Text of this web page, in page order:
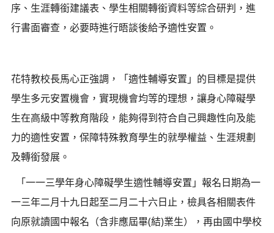
序、生涯轉銜建議表、學生相關轉銜資料等綜合研判，進
行書面審查，必要時進行晤談後給予適性安置。
花特教校長馬心正強調，「適性輔導安置」的目標是提供
學生多元安置機會，實現機會均等的理想，讓身心障礙學
生在高級中等教育階段，能夠得到符合自己興趣性向及能
力的適性安置，保障特殊教育學生的就學權益、生涯規劃
及轉銜發展。
「一一三學年身心障礙學生適性輔導安置」報名日期為一
一三年二月十九日起至二月二十六日止，檢具各相關表件
向原就讀國中報名（含非應屆畢(結)業生），再由國中學校